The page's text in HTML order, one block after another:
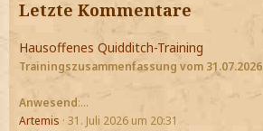
Letzte Kommentare
Hausoffenes Quidditch-Training
Trainingszusammenfassung vom 31.07.2026
Anwesend:…
Artemis 31. Juli 2026 um 20:31